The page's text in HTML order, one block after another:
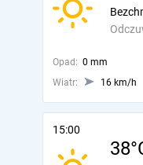
Opad: 0 mm
Wiatr:
16 km/h
15:00